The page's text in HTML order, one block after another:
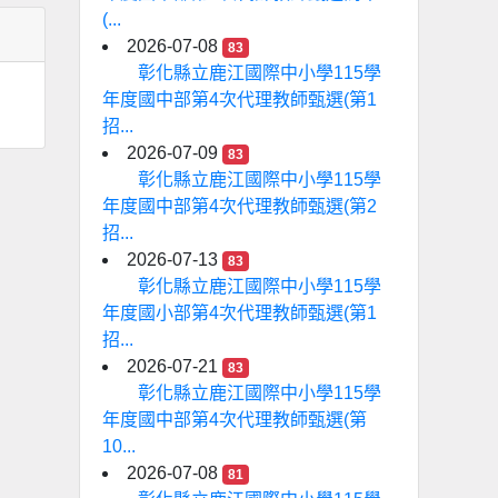
(...
2026-07-08
83
彰化縣立鹿江國際中小學115學
年度國中部第4次代理教師甄選(第1
招...
2026-07-09
83
彰化縣立鹿江國際中小學115學
年度國中部第4次代理教師甄選(第2
招...
2026-07-13
83
彰化縣立鹿江國際中小學115學
年度國小部第4次代理教師甄選(第1
招...
2026-07-21
83
彰化縣立鹿江國際中小學115學
年度國中部第4次代理教師甄選(第
10...
2026-07-08
81